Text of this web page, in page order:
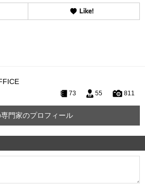
73 55 811
専門家のプロフィール